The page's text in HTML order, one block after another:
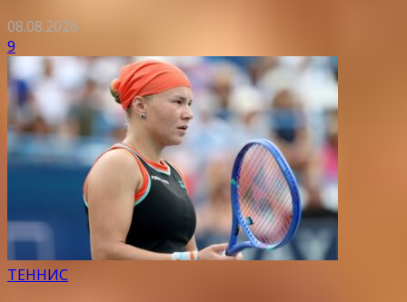
08.08.2026
9
ТЕННИС